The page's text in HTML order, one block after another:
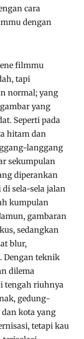
cara
dengan
filmmu
tapi
normal; yang
yang
Seperti pada
hitam dan
langgang
sekumpulan
diperankan
sela-sela jalan
kumpulan
gambaran
sedangkan
blur,
Dengan teknik
dilema
tengah riuhnya
gedung-
kota yang
tetapi kau